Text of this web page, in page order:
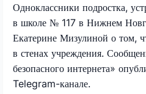
Одноклассники подростка,
в школе № 117 в Нижнем
Екатерине Мизулиной о том,
в стенах учреждения.
безопасного интернета»
Telegram-канале.